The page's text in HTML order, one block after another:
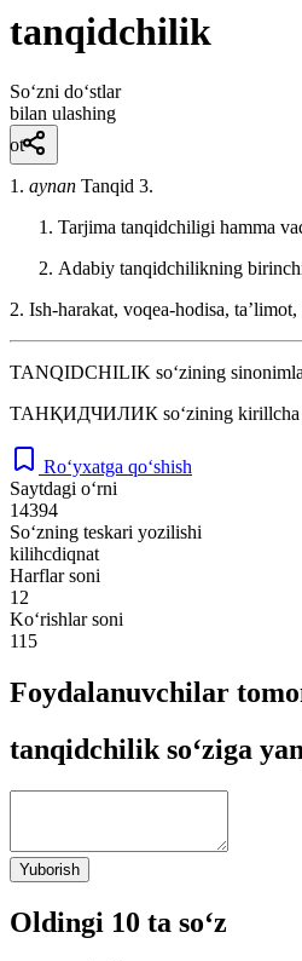
tanqidchilik
So‘zni do‘stlar
bilan ulashing
ot
1. aynan Tanqid 3.
Tarjima tanqidchiligi hamma
Adabiy tanqidchilikning
2. Ish-harakat, voqea-hodisa,
TANQIDCHILIK so‘zining
ТАНҚИДЧИЛИК so‘zining
Ro‘yxatga qo‘shish
Saytdagi o‘rni
14394
So‘zning teskari yozilishi
kilihcdiqnat
Harflar soni
12
Ko‘rishlar soni
115
Foydalanuvchilar
tanqidchilik so‘ziga
Yuborish
Oldingi 10 ta so‘z